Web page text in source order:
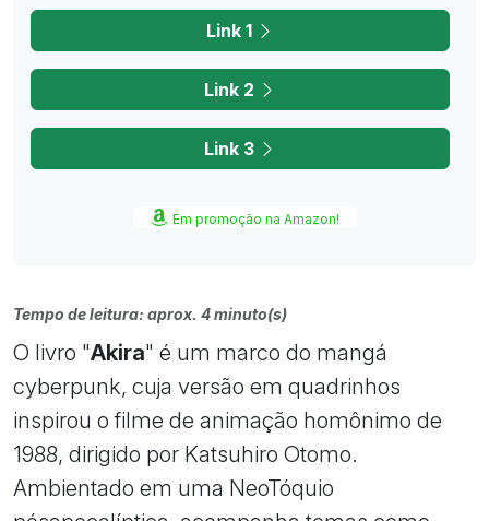
Link 1
Link 2
Link 3
Em promoção na Amazon!
Tempo de leitura: aprox. 4 minuto(s)
O livro "Akira" é um marco do mangá
cyberpunk, cuja versão em quadrinhos
inspirou o filme de animação homônimo de
1988, dirigido por Katsuhiro Otomo.
Ambientado em uma NeoTóquio